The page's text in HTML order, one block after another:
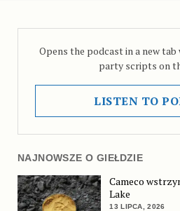
Opens the podcast in a new
party scripts on
LISTEN TO
NAJNOWSZE O GIEŁDZIE
Cameco
Lake
13 LIPCA, 2026